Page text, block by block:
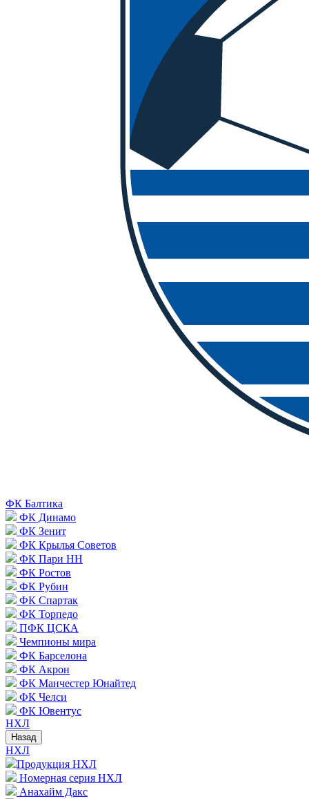
ФК Балтика
ФК Динамо
ФК Зенит
ФК Крылья Советов
ФК Пари НН
ФК Ростов
ФК Рубин
ФК Спартак
ФК Торпедо
ПФК ЦСКА
Чемпионы мира
ФК Барселона
ФК Акрон
ФК Манчестер Юнайтед
ФК Челси
ФК Ювентус
НХЛ
Назад
НХЛ
Продукция НХЛ
Номерная серия НХЛ
Анахайм Дакс